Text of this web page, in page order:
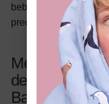
bebés. Sin residuos
preocupaciones sobre
Método Paso
de Manchas
Bambú